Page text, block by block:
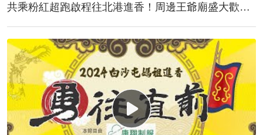
共乘粉紅超跑啟程往北港進香！周邊王爺廟盛大歡